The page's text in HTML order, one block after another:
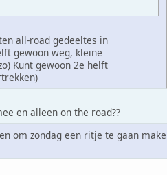
all-road gedeeltes in
gewoon weg, kleine
Kunt gewoon 2e helft
en alleen on the road??
om zondag een ritje te gaan